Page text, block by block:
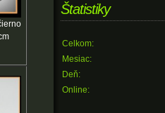
Štatistiky
Online:
Celkom:
Mesiac:
Deň: